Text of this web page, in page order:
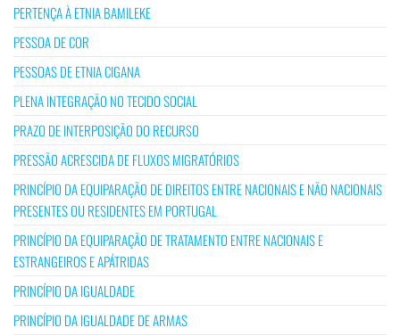
PERTENÇA À ETNIA BAMILEKE
PESSOA DE COR
PESSOAS DE ETNIA CIGANA
PLENA INTEGRAÇÃO NO TECIDO SOCIAL
PRAZO DE INTERPOSIÇÃO DO RECURSO
PRESSÃO ACRESCIDA DE FLUXOS MIGRATÓRIOS
PRINCÍPIO DA EQUIPARAÇÃO DE DIREITOS ENTRE NACIONAIS E NÃO NACIONAIS
PRESENTES OU RESIDENTES EM PORTUGAL
PRINCÍPIO DA EQUIPARAÇÃO DE TRATAMENTO ENTRE NACIONAIS E
ESTRANGEIROS E APÁTRIDAS
PRINCÍPIO DA IGUALDADE
PRINCÍPIO DA IGUALDADE DE ARMAS